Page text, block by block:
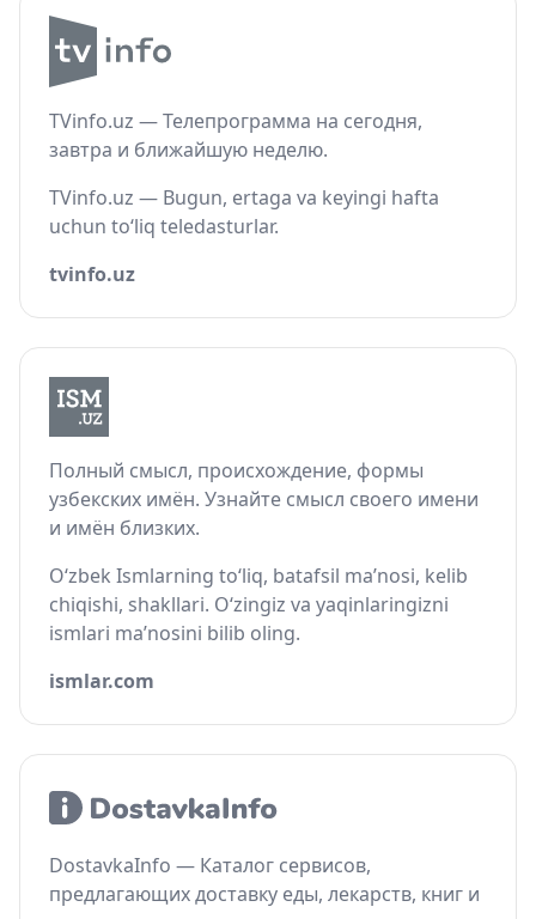
TVinfo.uz — Телепрограмма на сегодня,
завтра и ближайшую неделю.
TVinfo.uz — Bugun, ertaga va keyingi hafta
uchun to‘liq teledasturlar.
tvinfo.uz
Полный смысл, происхождение, формы
узбекских имён. Узнайте смысл своего имени
и имён близких.
O‘zbek Ismlarning to‘liq, batafsil ma’nosi, kelib
chiqishi, shakllari. O‘zingiz va yaqinlaringizni
ismlari ma’nosini bilib oling.
ismlar.com
DostavkaInfo — Каталог сервисов,
предлагающих доставку еды, лекарств, книг и